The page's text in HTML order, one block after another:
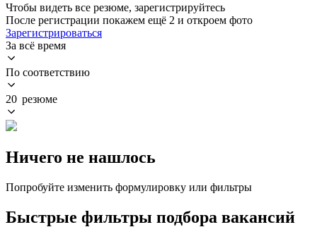
Чтобы видеть все резюме, зарегистрируйтесь
После регистрации покажем ещё 2 и откроем фото
Зарегистрироваться
За всё время
По соответствию
20 резюме
Ничего не нашлось
Попробуйте изменить формулировку или фильтры
Быстрые фильтры подбора вакансий